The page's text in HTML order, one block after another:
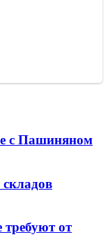
с Пашиняном
от